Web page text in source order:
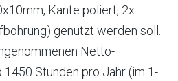
Kante poliert, 2x
genutzt werden soll.
Netto-
Stunden pro Jahr (im 1-